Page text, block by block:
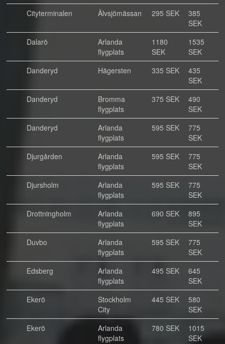
Cityterminalen
Älvsjömässan 295 SEK
385
SEK
Dalarö
Arlanda
flygplats
1180
SEK
1535
SEK
Danderyd
Hägersten 335 SEK
435
SEK
Danderyd
Bromma
flygplats
375 SEK
490
SEK
Danderyd
Arlanda
flygplats
595 SEK
775
SEK
Djurgården
Arlanda
flygplats
595 SEK
775
SEK
Djursholm
Arlanda
flygplats
595 SEK
775
SEK
Drottningholm
Arlanda
flygplats
690 SEK
895
SEK
Duvbo
Arlanda
flygplats
595 SEK
775
SEK
Edsberg
Arlanda
flygplats
495 SEK
645
SEK
Ekerö
Stockholm
City
445 SEK
580
SEK
Ekerö
Arlanda
flygplats
780 SEK
1015
SEK